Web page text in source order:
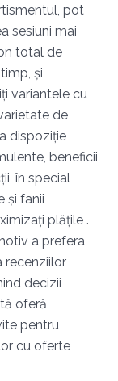
pot
sesiuni mai
total de
și
variantele cu
de
dispoziție
beneficii
în special
și fanii
plățile .
a prefera
recenziilor
decizii
oferă
pentru
cu oferte